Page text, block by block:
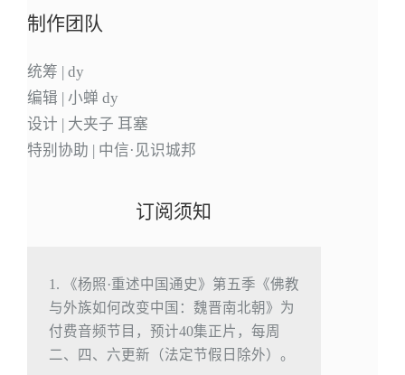
制作团队
统筹 | dy
编辑 | 小蝉 dy
设计 | 大夹子 耳塞
特别协助 | 中信·见识城邦
订阅须知
1. 《杨照·重述中国通史》第五季《佛教
与外族如何改变中国：魏晋南北朝》为
付费音频节目，预计40集正片，每周
二、四、六更新（法定节假日除外）。